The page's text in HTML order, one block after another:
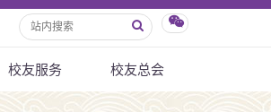
校友服务 校友总会